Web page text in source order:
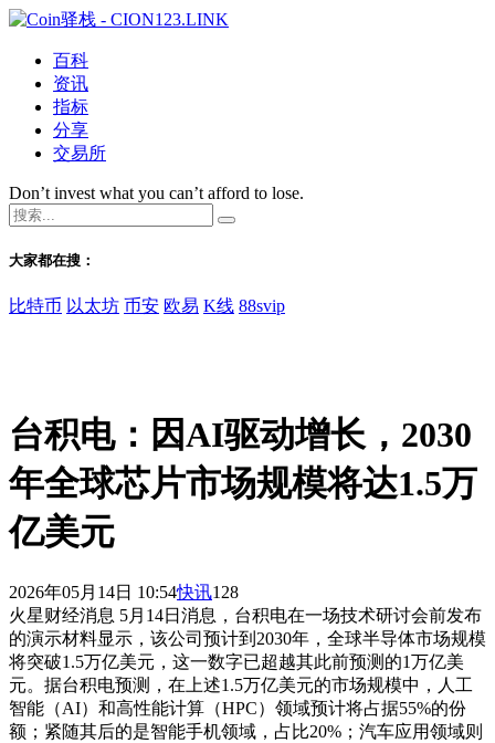
百科
资讯
指标
分享
交易所
Don’t invest what you can’t afford to lose.
大家都在搜：
比特币 以太坊 币安 欧易 K线 88svip
台积电：因AI驱动增长，2030
年全球芯片市场规模将达1.5万
亿美元
2026年05月14日 10:54快讯128
火星财经消息 5月14日消息，台积电在一场技术研讨会前发布
的演示材料显示，该公司预计到2030年，全球半导体市场规模
将突破1.5万亿美元，这一数字已超越其此前预测的1万亿美
元。据台积电预测，在上述1.5万亿美元的市场规模中，人工
智能（AI）和高性能计算（HPC）领域预计将占据55%的份
额；紧随其后的是智能手机领域，占比20%；汽车应用领域则